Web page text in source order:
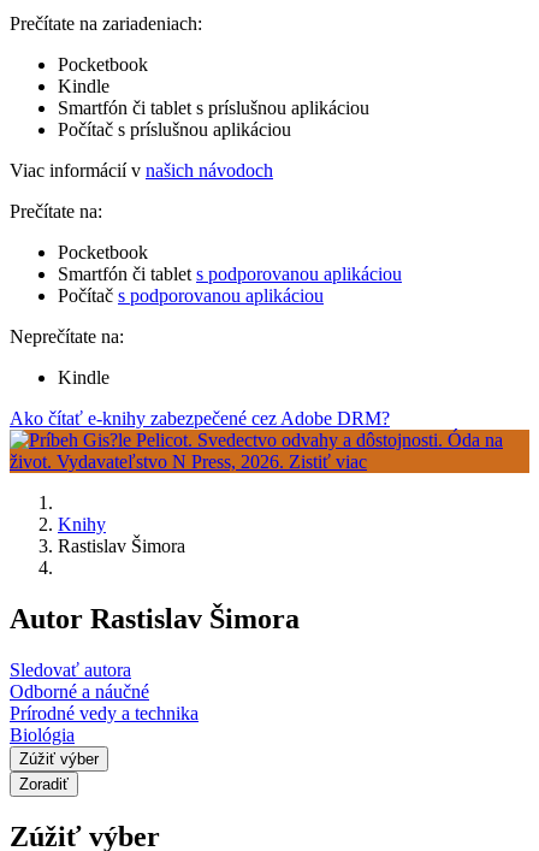
Prečítate na zariadeniach:
Pocketbook
Kindle
Smartfón či tablet s príslušnou aplikáciou
Počítač s príslušnou aplikáciou
Viac informácií v našich návodoch
Prečítate na:
Pocketbook
Smartfón či tablet s podporovanou aplikáciou
Počítač s podporovanou aplikáciou
Neprečítate na:
Kindle
Ako čítať e-knihy zabezpečené cez Adobe DRM?
Knihy
Rastislav Šimora
Autor Rastislav Šimora
Sledovať autora
Odborné a náučné
Prírodné vedy a technika
Biológia
Zúžiť výber
Zoradiť
Zúžiť výber